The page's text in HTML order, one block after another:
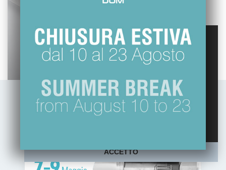
Questo sito web usa esclusivamente cookie
tecnici, per migliorare la tua esperienza di
Non utilizziamo cookie di marketing o di
profilazione ne li raccogliamo o cediamo ad
altri.
ACCETTO